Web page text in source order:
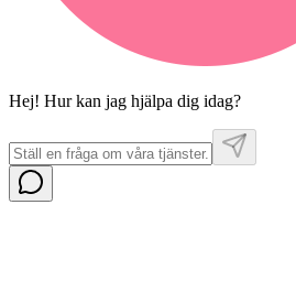
Hej! Hur kan jag hjälpa dig idag?